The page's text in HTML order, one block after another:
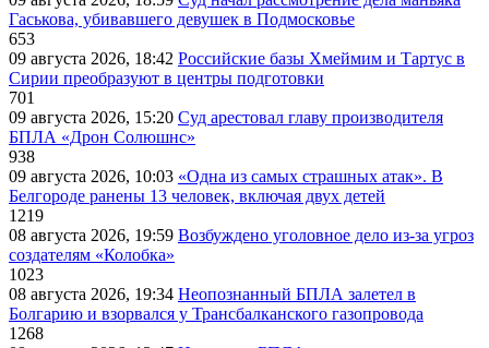
Гаськова, убивавшего девушек в Подмосковье
653
09 августа 2026, 18:42 Российские базы Хмеймим и Тартус в
Сирии преобразуют в центры подготовки
701
09 августа 2026, 15:20 Суд арестовал главу производителя
БПЛА «Дрон Солюшнс»
938
09 августа 2026, 10:03 «Одна из самых страшных атак». В
Белгороде ранены 13 человек, включая двух детей
1219
08 августа 2026, 19:59 Возбуждено уголовное дело из-за угроз
создателям «Колобка»
1023
08 августа 2026, 19:34 Неопознанный БПЛА залетел в
Болгарию и взорвался у Трансбалканского газопровода
1268